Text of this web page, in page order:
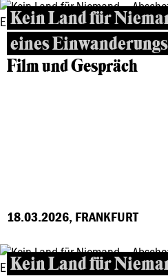
Kein Land für
eines
Film und Gespräch
18.03.2026, FRANKFURT
Kein Land für